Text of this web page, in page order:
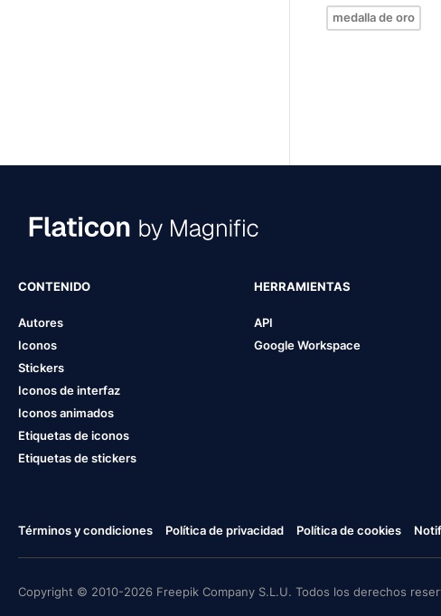
medalla de oro
CONTENIDO
Autores
Iconos
Stickers
Iconos de interfaz
Iconos animados
Etiquetas de iconos
Etiquetas de stickers
HERRAMIENTAS
API
Google Workspace
Términos y condiciones Política de privacidad Política de cookies
Copyright © 2010-2026 Freepik Company S.L.U. Todos los derechos